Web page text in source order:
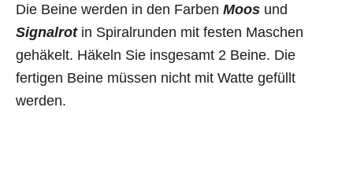
Die Beine werden in den Farben Moos und
Signalrotin Spiralrunden mit festen Maschen
gehäkelt. Häkeln Sie insgesamt 2 Beine. Die
fertigen Beine müssen nicht mit Watte gefüllt
werden.